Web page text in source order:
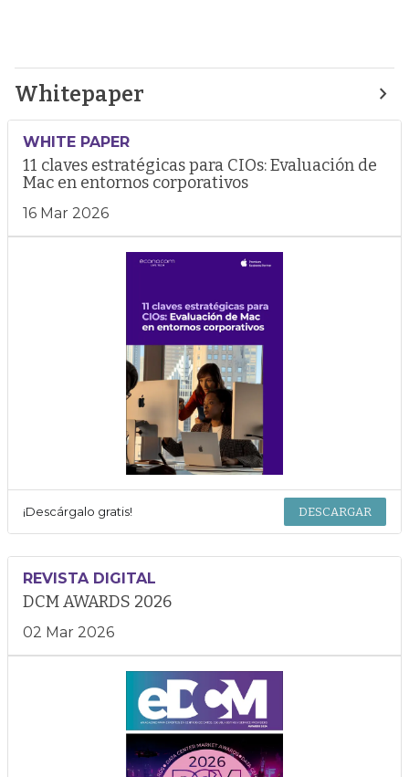
Whitepaper
WHITE PAPER
11 claves estratégicas para CIOs: Evaluación de
Mac en entornos corporativos
16 Mar 2026
¡Descárgalo gratis! DESCARGAR
REVISTA DIGITAL
DCM AWARDS 2026
02 Mar 2026